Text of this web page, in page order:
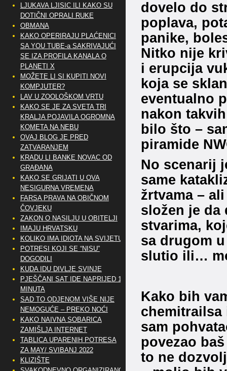
dovelo do
poplava,
panike,
Nitko nije
i erupcija
koja se
eventualno
nakon
bilo što –
piramide
No scenarij
same
žrtvama –
složen je da
stvarima,
sa drugom
slutio ili…
Kako bih
sam
povezao
to ne
LJUKAVA LJISIC ILI KAKO SU
DOTIČNI OPRALI RUKE
OBMANA
KAKO OPERIRAJU PLAĆENICI
SA YOU TUBE-a SAKRIVAJUĆI
SE IZA PROFILA KANALA O
PLANETI X
MOŽETE LI SI KUPITI NOVI
KOMPJUTER?
LAV U ZOOLOŠKOM VRTU
KAKO SE JE ZA SVETA TRI
KRALJA POJAVILA OGROMNA
KOMETA NA NEBU
OVAJ BLOG JE PRED
ZATVARANJEM
KRADU LI BANKE NOVAC OD
GRAĐANA
KAKO SE GRIJATI U OVA
NESIGURNA VREMENA
FARSA PRAVA NA OBIČNOM
ČOVJEKU
ZAKON O NASILJU U OBITELJI
IMAJU HRVATSKU
KOLIKO IMA IDIOTA NA SVIJETU?
POTRESI KOJI SE “NISU”
DOGODILI
KUDA IDU DIVLJE SVINJE
PJEŠČANI SAT IDE NAPRIJED 10
MINUTA
SAD TO ODJENOM VIŠE NIJE
NEMOGUĆE – PREKO NOĆI
KAKO NAIVNA SOBARICA
ZAMIŠLJA INTERNET
TABLICA UPARENIH POTRESA
ZA MAY/ SVIBANJ 2022
KLIZIŠTE